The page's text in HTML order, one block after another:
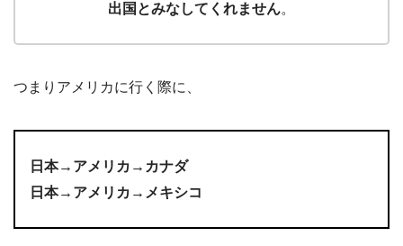
出国とみなしてくれません。
つまりアメリカに行く際に、
日本→アメリカ→カナダ
日本→アメリカ→メキシコ